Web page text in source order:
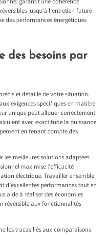
garantit une cohérence
jusqu’à l’entretien future
des performances énergétiques
des besoins par
et détaillé de votre situation.
exigences spécifiques en matière
unique peut allouer correctement
avec exactitude la puissance
en tenant compte des
les meilleures solutions adaptées
maximise l’efficacité
électrique. Travailler ensemble
d’excellentes performances tout en
aide à réaliser des économies
réversible aux fonctionnalités
les tracas liés aux comparaisons